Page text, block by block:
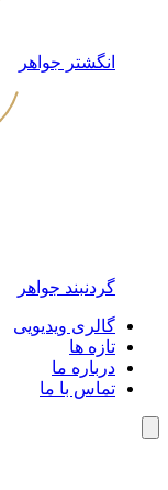
انگشتر جواهر
گردنبند جواهر
گالری ویدیویی
تازه ها
درباره ما
تماس با ما